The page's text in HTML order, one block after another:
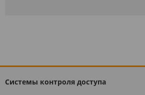
Системы контроля доступа